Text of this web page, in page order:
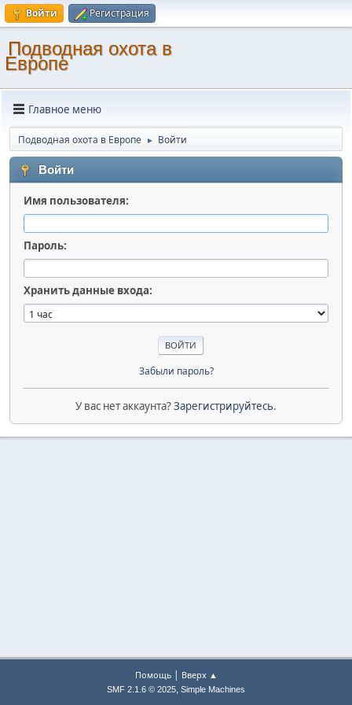
Войти Регистрация
Подводная охота в
Европе
Главное меню
Подводная охота в Европе ► Войти
Войти
Имя пользователя:
Пароль:
Хранить данные входа:
Забыли пароль?
У вас нет аккаунта?Зарегистрируйтесь.
Помощь| Вверх ▲
SMF 2.1.6 © 2025, Simple Machines